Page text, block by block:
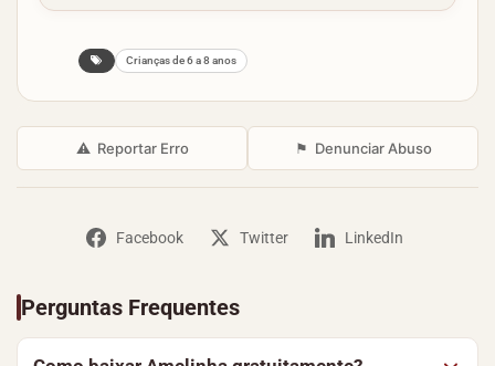
Crianças de 6 a 8 anos
⚠ Reportar Erro ⚑ Denunciar Abuso
Facebook Twitter LinkedIn
Perguntas Frequentes